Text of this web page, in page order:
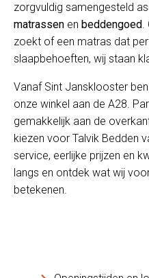
zorgvuldig samengesteld
matrassen en beddengoed.
zoekt of een matras dat
slaapbehoeften, wij staan
Vanaf Sint Jansklooster
onze winkel aan de A28.
gemakkelijk aan de
kiezen voor Talvik Bedden
service, eerlijke prijzen en
langs en ontdek wat wij
betekenen.